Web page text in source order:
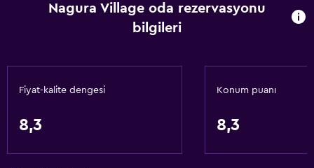
Nagura Village oda rezervasyonu
bilgileri
Fiyat-kalite dengesi
8,3
Konum puanı
8,3